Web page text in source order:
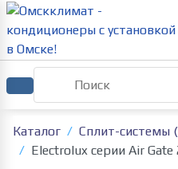
Каталог
Сплит-системы
Electrolux серии Air Gate